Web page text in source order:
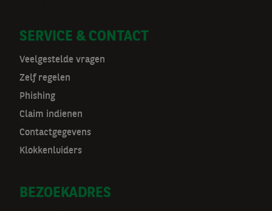
a
v
SERVICE & CONTACT
Veelgestelde vragen
Zelf regelen
Phishing
Claim indienen
Contactgegevens
Klokkenluiders
BEZOEKADRES